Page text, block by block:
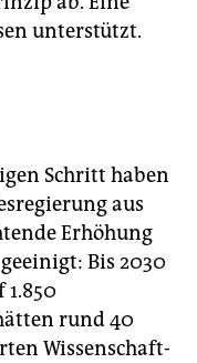
unterstützt.
Schritt haben
aus
Erhöhung
Bis 2030
rund 40
Wis­sen­schaft­